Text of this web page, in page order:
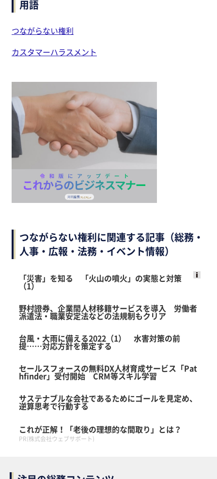
用語
つながらない権利
カスタマーハラスメント
つながらない権利に関連する記事（総務・
人事・広報・法務・イベント情報）
logly
「災害」を知る 「火山の噴火」の実態と対策
（1）
野村證券、企業間人材移籍サービスを導入 労働者
派遣法・職業安定法などの法規制もクリア
台風・大雨に備える2022（1） 水害対策の前
提……対応方針を策定する
セールスフォースの無料DX人材育成サービス「Pat
hfinder」受付開始 CRM等スキル学習
サステナブルな会社であるためにゴールを見定め、
逆算思考で行動する
これが正解！「老後の理想的な間取り」とは？
PR(株式会社ウェブサポート)